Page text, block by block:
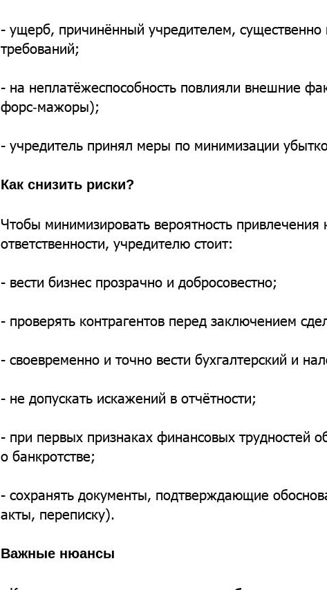
- ущерб, причинённый учредителем,
требований;
- на неплатёжеспособность повлияли внешние
форс‑мажоры);
- учредитель принял меры по минимизации
Как снизить риски?
Чтобы минимизировать вероятность привлечения
ответственности, учредителю стоит:
- вести бизнес прозрачно и добросовестно;
- проверять контрагентов перед заключением
- своевременно и точно вести бухгалтерский и
- не допускать искажений в отчётности;
- при первых признаках финансовых трудностей
о банкротстве;
- сохранять документы, подтверждающие
акты, переписку).
Важные нюансы